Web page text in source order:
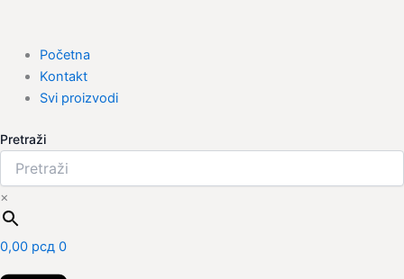
Početna
Kontakt
Svi proizvodi
Pretraži
×
0,00 рсд 0